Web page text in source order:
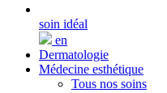
soin idéal
en
Dermatologie
Médecine esthétique
Tous nos soins